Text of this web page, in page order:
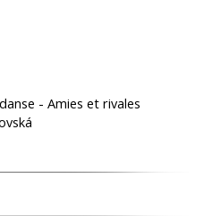
- Amies et rivales